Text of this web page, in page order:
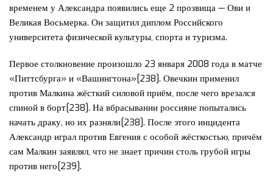
временем у Александра появились еще 2 прозвища — Ови и
Великая Восьмерка. Он защитил диплом Российского
университета физической культуры, спорта и туризма.
Первое столкновение произошло 23 января 2008 года в матче
«Питтсбурга» и «Вашингтона»[238]. Овечкин применил
против Малкина жёсткий силовой приём, после чего врезался
спиной в борт[238]. На вбрасывании россияне попытались
начать драку, но их разняли[238]. После этого инцидента
Александр играл против Евгения с особой жёсткостью, причём
сам Малкин заявлял, что не знает причин столь грубой игры
против него[239].